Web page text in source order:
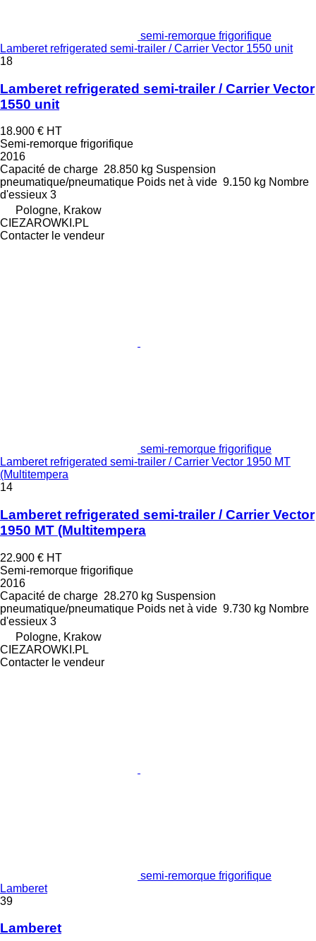
semi-remorque frigorifique
Lamberet refrigerated semi-trailer / Carrier Vector 1550 unit
18
Lamberet refrigerated semi-trailer / Carrier Vector
1550 unit
18.900 € HT
Semi-remorque frigorifique
2016
Capacité de charge 28.850 kg Suspension
pneumatique/pneumatique Poids net à vide 9.150 kg Nombre
d'essieux 3
Pologne, Krakow
CIEZAROWKI.PL
Contacter le vendeur
semi-remorque frigorifique
Lamberet refrigerated semi-trailer / Carrier Vector 1950 MT
(Multitempera
14
Lamberet refrigerated semi-trailer / Carrier Vector
1950 MT (Multitempera
22.900 € HT
Semi-remorque frigorifique
2016
Capacité de charge 28.270 kg Suspension
pneumatique/pneumatique Poids net à vide 9.730 kg Nombre
d'essieux 3
Pologne, Krakow
CIEZAROWKI.PL
Contacter le vendeur
semi-remorque frigorifique
Lamberet
39
Lamberet